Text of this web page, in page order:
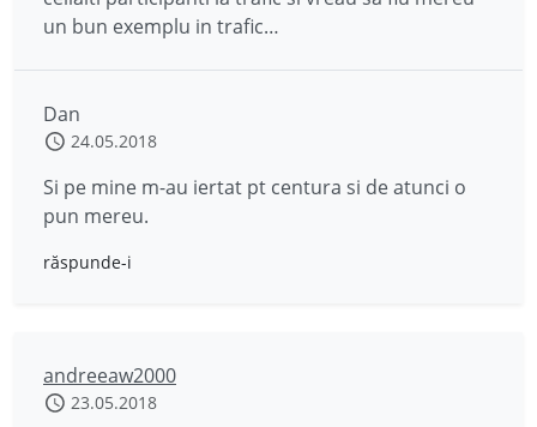
un bun exemplu in trafic…
Dan
24.05.2018
Si pe mine m-au iertat pt centura si de atunci o
pun mereu.
răspunde-i
andreeaw2000
23.05.2018